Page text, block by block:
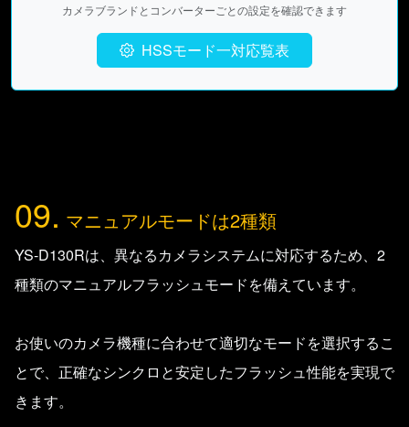
カメラブランドとコンバーターごとの設定を確認できます
HSSモード一対応覧表
09. マニュアルモードは2種類
YS-D130Rは、異なるカメラシステムに対応するため、2
種類のマニュアルフラッシュモードを備えています。
お使いのカメラ機種に合わせて適切なモードを選択するこ
とで、正確なシンクロと安定したフラッシュ性能を実現で
きます。